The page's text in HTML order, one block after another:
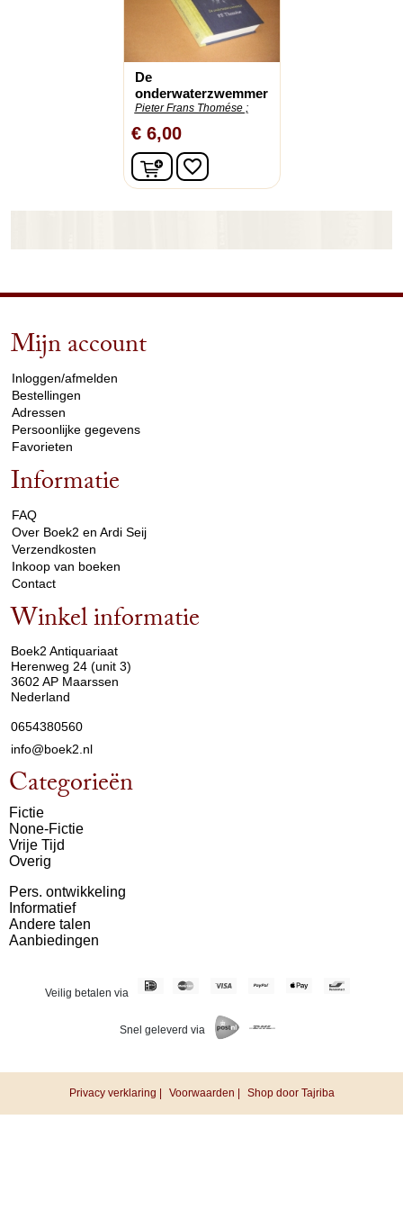
De
onderwaterzwemmer
Pieter Frans Thomése ;
€ 6,00
In winkelwagen
favorite_border
Mijn account
Inloggen/afmelden
Bestellingen
Adressen
Persoonlijke gegevens
Favorieten
Informatie
FAQ
Over Boek2 en Ardi Seij
Verzendkosten
Inkoop van boeken
Contact
Winkel informatie
Boek2 Antiquariaat
Herenweg 24 (unit 3)
3602 AP Maarssen
Nederland
0654380560
info@boek2.nl
Categorieën
Fictie
None-Fictie
Vrije Tijd
Overig
Pers. ontwikkeling
Informatief
Andere talen
Aanbiedingen
Veilig betalen via
Snel geleverd via
Privacy verklaring | Voorwaarden | Shop door Tajriba